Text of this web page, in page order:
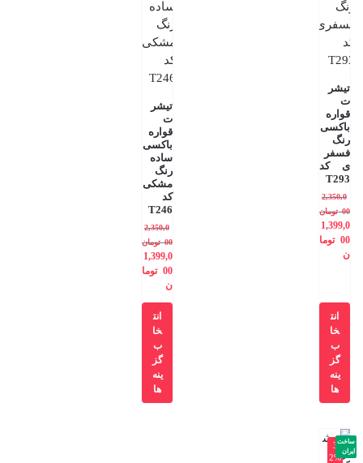
تیشر
ت
قواره
باکسی
رنگ
فسفر
ی کد
T293
2,350,0
00 تومان
1,399,0
00 توما
ن
انت
خا
ب
گز
ینه
ها
تیشر
ت
قواره
باکسی
ساده
رنگ
مشکی
کد
T246
2,350,0
00 تومان
1,399,0
00 توما
ن
انت
خا
ب
گز
ینه
ها
-3
2%
ساخت
ایران